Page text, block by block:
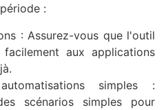
:
: Assurez-vous que l'outil
aux applications
simples :
scénarios simples pour